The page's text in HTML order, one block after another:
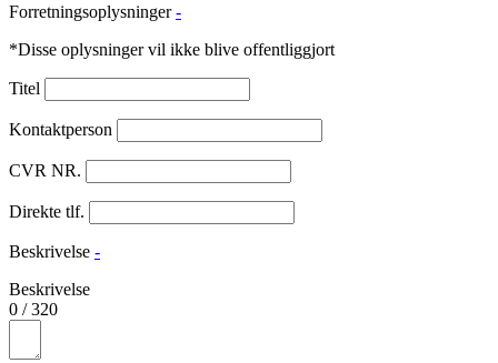
Forretningsoplysninger -
*Disse oplysninger vil ikke blive offentliggjort
Titel
Kontaktperson
CVR NR.
Direkte tlf.
Beskrivelse -
Beskrivelse
0 /320